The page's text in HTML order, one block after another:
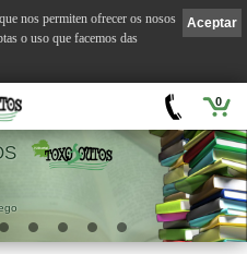
0
Aceptar
nos permiten ofrecer os nosos
o uso que facemos das